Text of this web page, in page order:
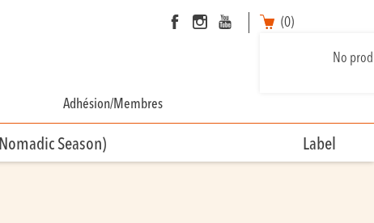
(0)
No
Adhésion/Membres
Season) Label